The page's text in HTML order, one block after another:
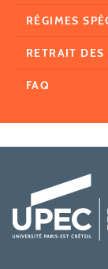
RÉGIMES
RETRAIT
FAQ